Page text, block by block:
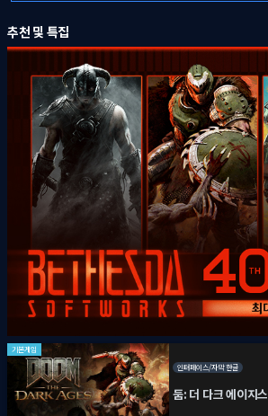
2026-08-06
2026-08-06 [드래곤즈 도그마 2: 다크 어리즌 한국
2026-08-06 일부 금융기관 점검으로 인한 결제 시
추천 및 특집
기본게임
인터페이스/자막 한글
둠: 더 다크 에이지스